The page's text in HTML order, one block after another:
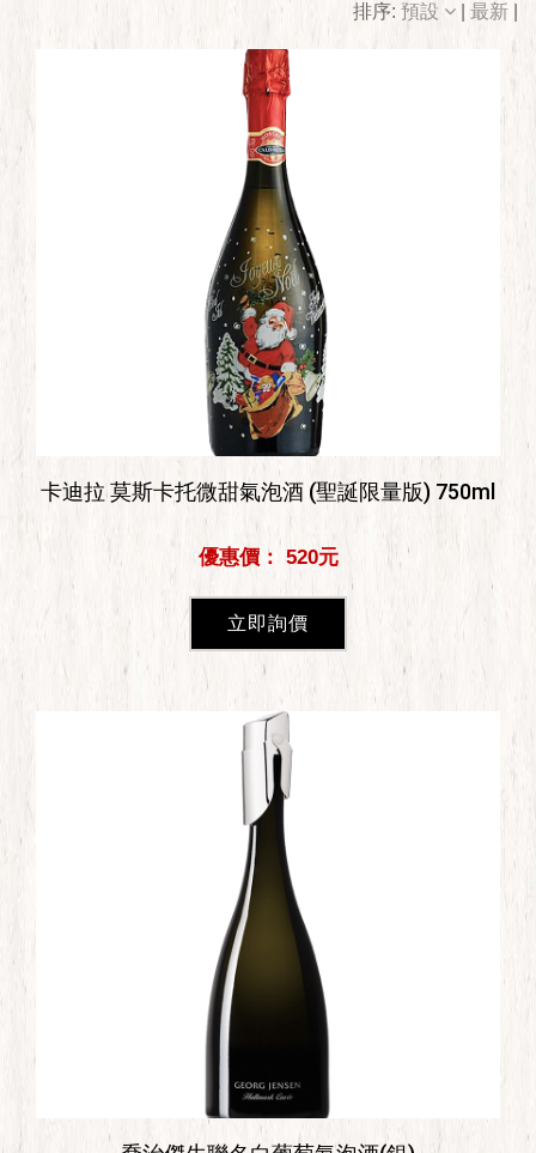
排序: 預設 最新
卡迪拉 莫斯卡托微甜氣泡酒 (聖誕限量版) 750ml
優惠價： 520元
立即詢價